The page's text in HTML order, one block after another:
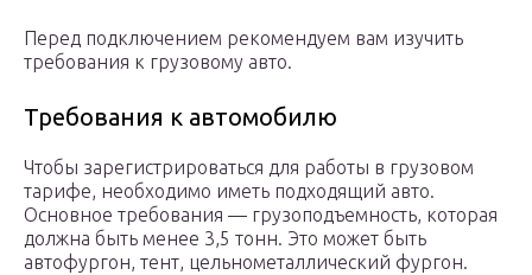
Перед подключением рекомендуем вам изучить
требования к грузовому авто.
Требования к автомобилю
Чтобы зарегистрироваться для работы в грузовом
тарифе, необходимо иметь подходящий авто.
Основное требования — грузоподъемность, которая
должна быть менее 3,5 тонн. Это может быть
автофургон, тент, цельнометаллический фургон.